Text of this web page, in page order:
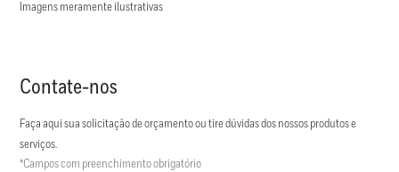
Imagens meramente ilustrativas
Contate-nos
Faça aqui sua solicitação de orçamento ou tire dúvidas dos nossos produtos e
serviços.
*Campos com preenchimento obrigatório